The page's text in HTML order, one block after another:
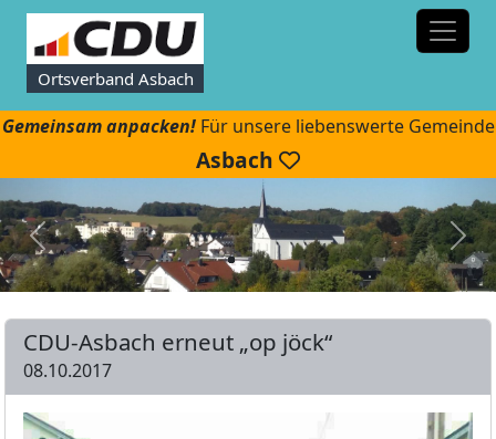
Ortsverband Asbach
Gemeinsam anpacken!Für unsere liebenswerte Gemeinde
Asbach
CDU-Asbach erneut „op jöck“
08.10.2017